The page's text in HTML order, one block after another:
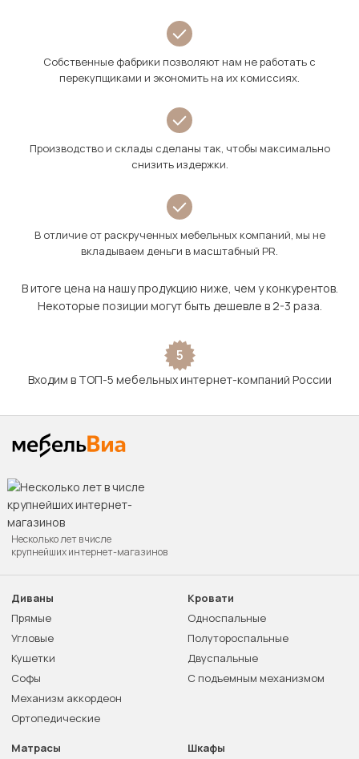
Собственные фабрики позволяют нам не работать с
перекупщиками и экономить на их комиссиях.
Производство и склады сделаны так, чтобы максимально
снизить издержки.
В отличие от раскрученных мебельных компаний, мы не
вкладываем деньги в масштабный PR.
В итоге цена на нашу продукцию ниже, чем у конкурентов.
Некоторые позиции могут быть дешевле в 2-3 раза.
5
Входим в ТОП-5 мебельных интернет-компаний России
Несколько лет в числе
крупнейших интернет-магазинов
Диваны
Прямые
Угловые
Кушетки
Софы
Механизм аккордеон
Ортопедические
Кровати
Односпальные
Полутороспальные
Двуспальные
С подъемным механизмом
Матрасы
Шкафы